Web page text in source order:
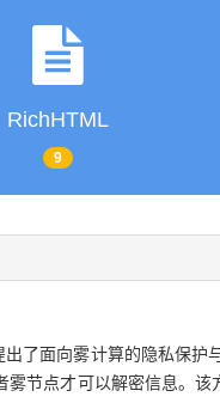
RichHTML
9
了面向雾计算的隐私保
雾节点才可以解密信息。